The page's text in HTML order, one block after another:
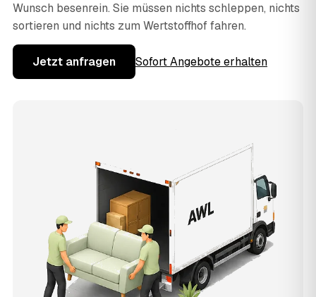
Wunsch besenrein. Sie müssen nichts schleppen, nichts
sortieren und nichts zum Wertstoffhof fahren.
Jetzt anfragen Sofort Angebote erhalten